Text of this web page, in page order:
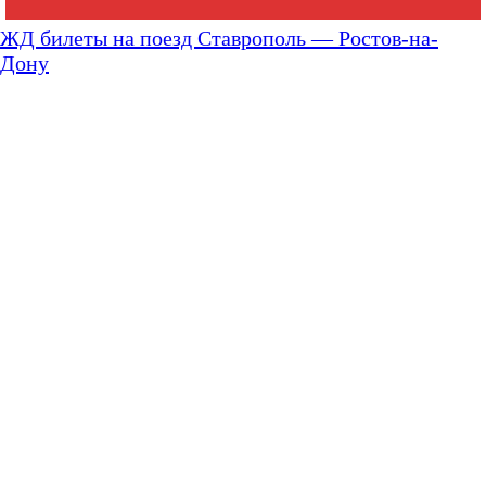
ЖД билеты на поезд Ставрополь — Ростов-на-
Дону